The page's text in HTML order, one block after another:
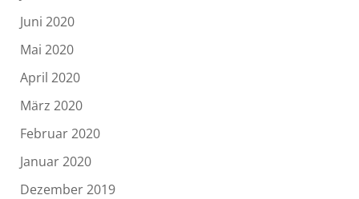
Juni 2020
Mai 2020
April 2020
März 2020
Februar 2020
Januar 2020
Dezember 2019